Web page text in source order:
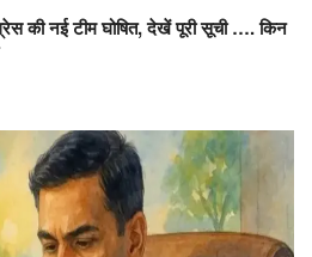
की नई टीम घोषित, देखें पूरी सूची …. किन